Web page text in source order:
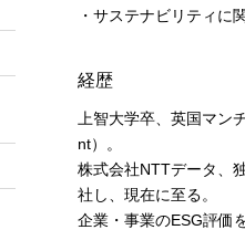
・サステナビリティに
経歴
上智大学卒、英国マ
nt）。
株式会社NTTデータ、
社し、現在に至る。
企業・事業のESG評価